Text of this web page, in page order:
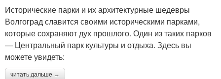
Исторические парки и их архитектурные шедевры
Волгоград славится своими историческими парками,
которые сохраняют дух прошлого. Один из таких парков
— Центральный парк культуры и отдыха. Здесь вы
можете увидеть:
читать дальше →